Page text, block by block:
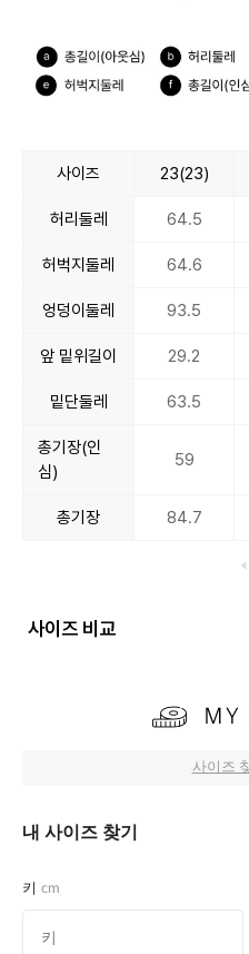
사이즈 23(23)
허리둘레 64.5
허벅지둘레 64.6
엉덩이둘레 93.5
앞 밑위길이 29.2
밑단둘레 63.5
총기장(인
심)
59
총기장 84.7
사이즈 비교